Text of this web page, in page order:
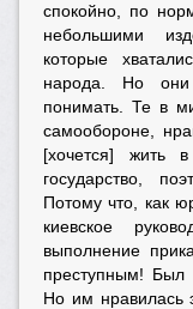
спокойно, по
небольшими
которые
народа. Но они
понимать. Те в
самообороне,
[хочется] жить
государство,
Потому что, как
киевское
выполнение
преступным! Был
Но им нравилась